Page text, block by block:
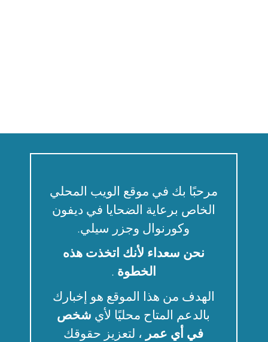
مرحبًا بك في موقع الويب المحلي
الخاص برعاية الضحايا في ديفون
وكورنوال وجزر سيلي.
نحن سعداء لأنك اتخذت هذه
الخطوة .
الهدف من هذا الموقع هو إخبارك
بالدعم المتاح محليًا لأي شخص
في أي عمر ، لتعزيز حقوقك